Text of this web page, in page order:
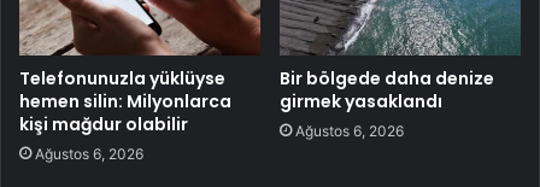
Telefonunuzla yüklüyse
hemen silin: Milyonlarca
kişi mağdur olabilir
Ağustos 6, 2026
Bir bölgede daha denize
girmek yasaklandı
Ağustos 6, 2026